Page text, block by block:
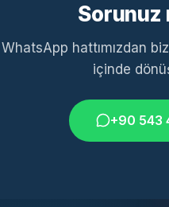
Sorunuz
WhatsApp hattımızdan
içinde
+90 543